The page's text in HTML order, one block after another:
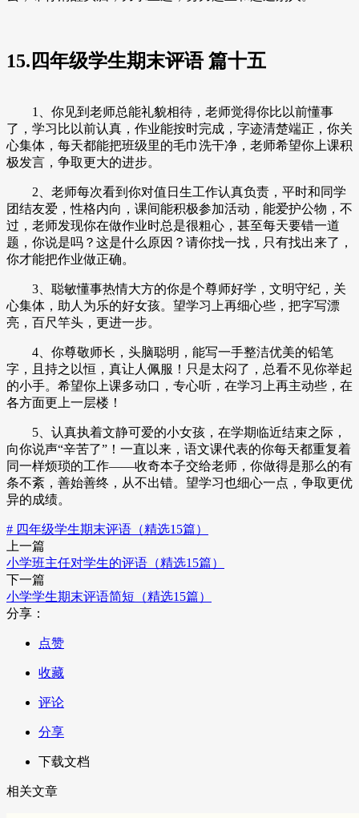
15.四年级学生期末评语 篇十五
1、你见到老师总能礼貌相待，老师觉得你比以前懂事
了，学习比以前认真，作业能按时完成，字迹清楚端正，你关
心集体，每天都能把班级里的毛巾洗干净，老师希望你上课积
极发言，争取更大的进步。
2、老师每次看到你对值日生工作认真负责，平时和同学
团结友爱，性格内向，课间能积极参加活动，能爱护公物，不
过，老师发现你在做作业时总是很粗心，甚至每天要错一道
题，你说是吗？这是什么原因？请你找一找，只有找出来了，
你才能把作业做正确。
3、聪敏懂事热情大方的你是个尊师好学，文明守纪，关
心集体，助人为乐的好女孩。望学习上再细心些，把字写漂
亮，百尺竿头，更进一步。
4、你尊敬师长，头脑聪明，能写一手整洁优美的铅笔
字，且持之以恒，真让人佩服！只是太闷了，总看不见你举起
的小手。希望你上课多动口，专心听，在学习上再主动些，在
各方面更上一层楼！
5、认真执着文静可爱的小女孩，在学期临近结束之际，
向你说声“辛苦了”！一直以来，语文课代表的你每天都重复着
同一样烦琐的工作——收奇本子交给老师，你做得是那么的有
条不紊，善始善终，从不出错。望学习也细心一点，争取更优
异的成绩。
# 四年级学生期末评语（精选15篇）
上一篇
小学班主任对学生的评语（精选15篇）
下一篇
小学学生期末评语简短（精选15篇）
分享：
点赞
收藏
评论
分享
下载文档
相关文章